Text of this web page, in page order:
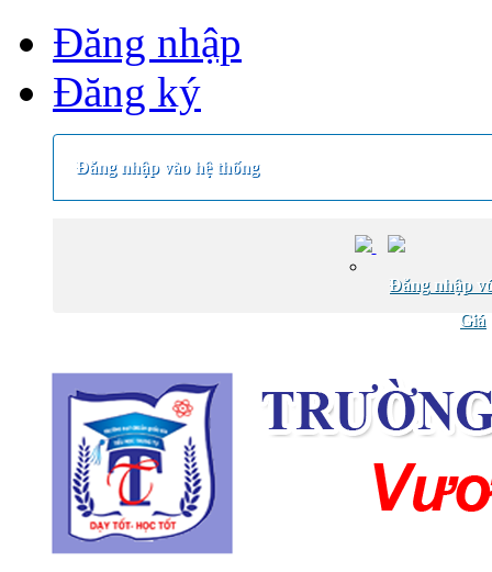
Đăng nhập
Đăng ký
Đăng nhập vào hệ thống
Đăng nhập
Giá